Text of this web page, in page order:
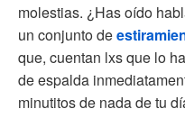
molestias. ¿Has oído
un conjunto de
que, cuentan lxs que lo
de espalda
minutitos de nada de tu